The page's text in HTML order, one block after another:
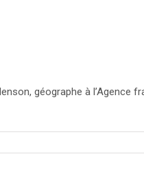
géographe à l’Agence